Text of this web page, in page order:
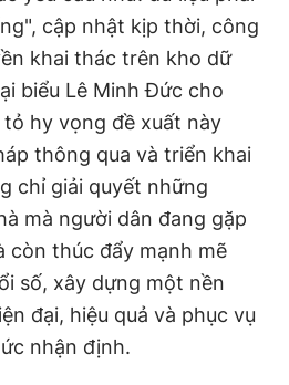
cập nhật kịp thời, công
khai thác trên kho dữ
biểu Lê Minh Đức cho
hy vọng đề xuất này
thông qua và triển khai
chỉ giải quyết những
mà người dân đang gặp
còn thúc đẩy mạnh mẽ
số, xây dựng một nền
đại, hiệu quả và phục vụ
nhận định.